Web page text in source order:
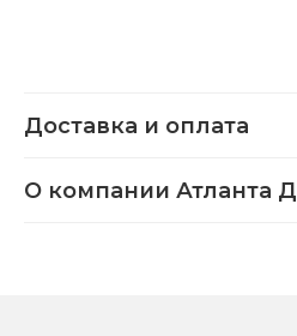
Доставка и оплата
О компании Атланта